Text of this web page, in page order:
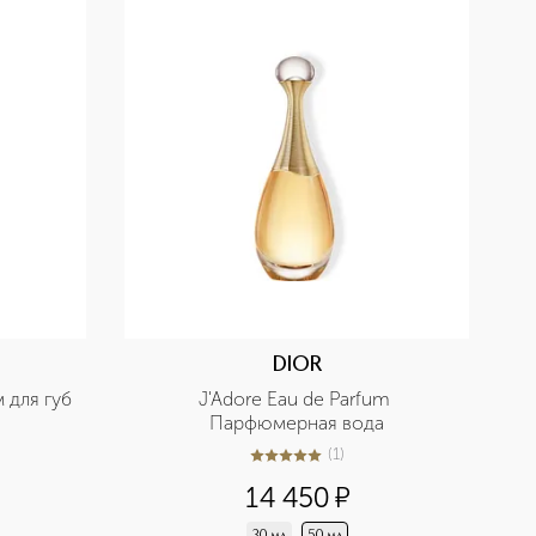
для губ
DIOR
J'Adore Eau de Parfum
Парфюмерная вода
5из 51 (1)
14 450¤